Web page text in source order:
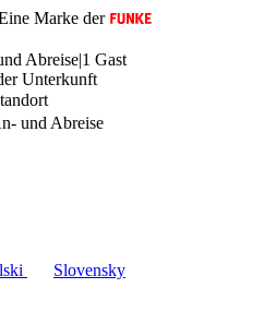
Marke der
Abreise|1 Gast
Unterkunft
und Abreise
Slovensky